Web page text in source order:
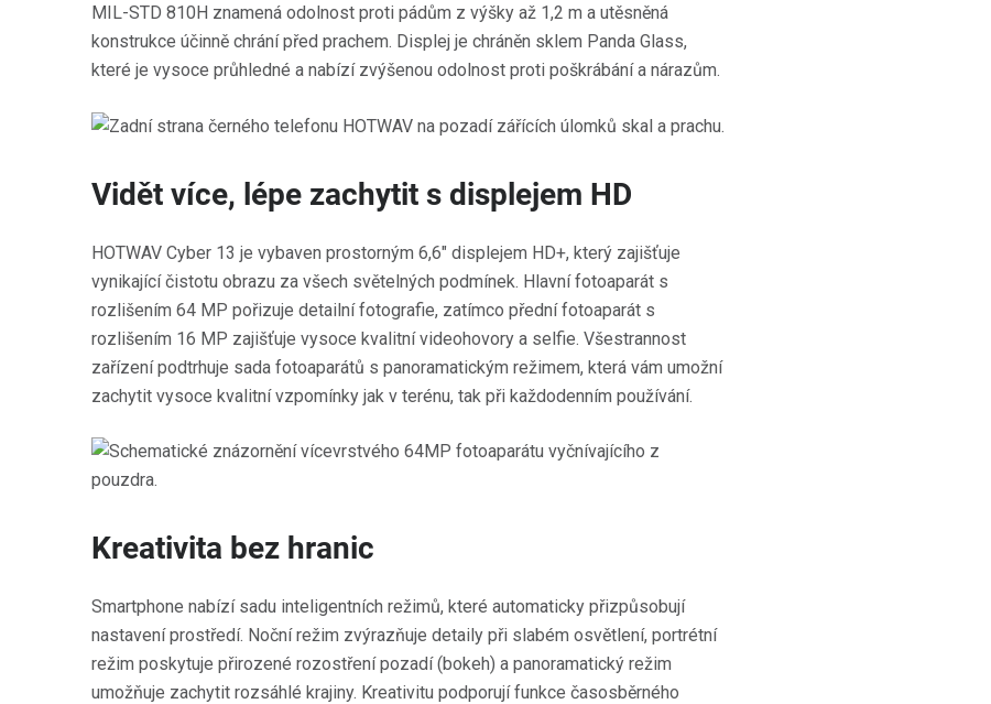
MIL-STD 810H znamená odolnost proti pádům z výšky až 1,2 m a utěsněná
konstrukce účinně chrání před prachem. Displej je chráněn sklem Panda Glass,
které je vysoce průhledné a nabízí zvýšenou odolnost proti poškrábání a nárazům.
Vidět více, lépe zachytit s displejem HD
HOTWAV Cyber 13 je vybaven prostorným 6,6" displejem HD+, který zajišťuje
vynikající čistotu obrazu za všech světelných podmínek. Hlavní fotoaparát s
rozlišením 64 MP pořizuje detailní fotografie, zatímco přední fotoaparát s
rozlišením 16 MP zajišťuje vysoce kvalitní videohovory a selfie. Všestrannost
zařízení podtrhuje sada fotoaparátů s panoramatickým režimem, která vám umožní
zachytit vysoce kvalitní vzpomínky jak v terénu, tak při každodenním používání.
Kreativita bez hranic
Smartphone nabízí sadu inteligentních režimů, které automaticky přizpůsobují
nastavení prostředí. Noční režim zvýrazňuje detaily při slabém osvětlení, portrétní
režim poskytuje přirozené rozostření pozadí (bokeh) a panoramatický režim
umožňuje zachytit rozsáhlé krajiny. Kreativitu podporují funkce časosběrného